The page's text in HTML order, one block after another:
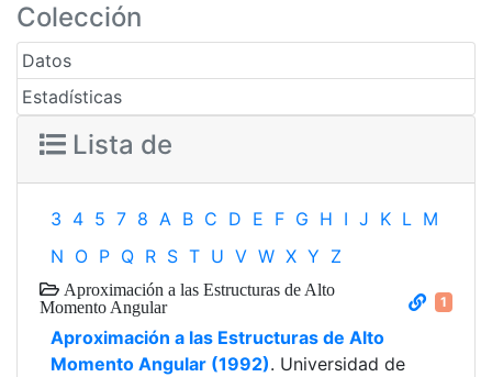
Colección
Datos
Estadísticas
Lista de
3 4 5 7 8 A B C D E F G H I J K L M
N O P Q R S T U V W X Y Z
Aproximación a las Estructuras de Alto
Momento Angular
1
Aproximación a las Estructuras de Alto
Momento Angular (1992). Universidad de